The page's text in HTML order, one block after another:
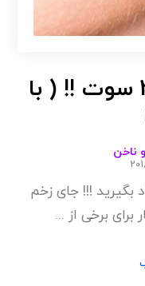
درمان جای زخم در 3 سوت !! ( با
ناخن
بگیرید !!! جای زخم‌
برای برخی از ...